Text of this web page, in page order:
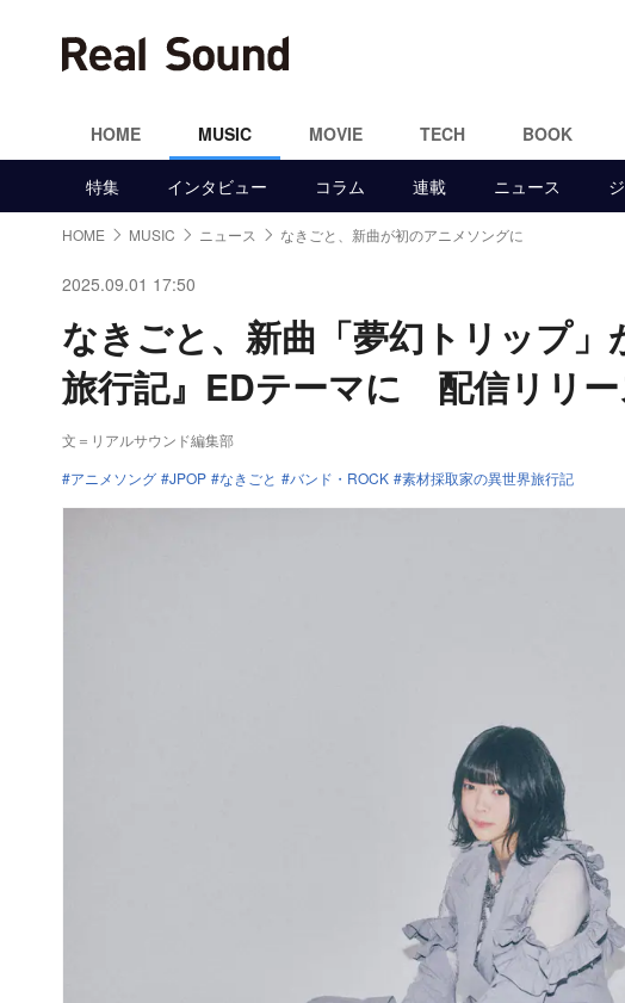
HOME MUSIC MOVIE TECH BOOK
特集 インタビュー コラム 連載 ニュース
HOME MUSIC ニュース なきごと、新曲が初のアニメソングに
2025.09.01 17:50
なきごと、新曲「夢幻トリップ
旅行記』EDテーマに 配信リリー
文＝リアルサウンド編集部
アニメソング
JPOP なきごと バンド・ROCK 素材採取家の異世界旅行記